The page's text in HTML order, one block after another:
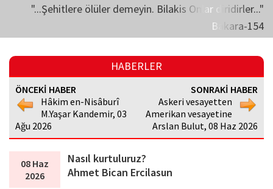
"...Şehitlere ölüler demeyin. Bilakis Onlar diridirler..."
Bakara-154
HABERLER
ÖNCEKİ HABER
Hâkim en-Nisâburî
M.Yaşar Kandemir, 03
Ağu 2026
SONRAKİ HABER
Askeri vesayetten
Amerikan vesayetine
Arslan Bulut, 08 Haz 2026
08 Haz
2026
Nasıl kurtuluruz?
Ahmet Bican Ercilasun